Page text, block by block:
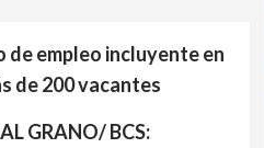
de empleo incluyente en
de 200 vacantes
GRANO/ BCS: